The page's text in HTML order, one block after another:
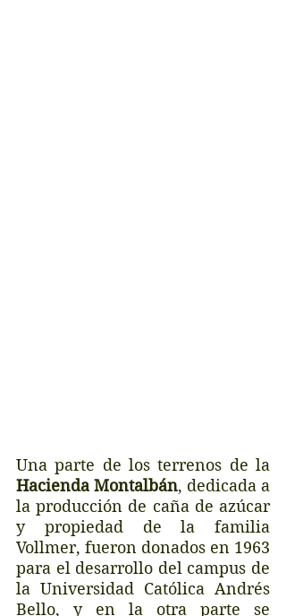
Hacienda Montalbán, dedicada a
la producción de caña de azúcar
y propiedad de la familia
Vollmer, fueron donados en 1963
para el desarrollo del campus de
la Universidad Católica Andrés
Bello, y en la otra parte se